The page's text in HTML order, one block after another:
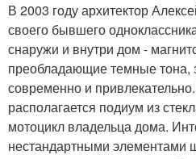
В 2003 году архитектор
своего бывшего
снаружи и внутри дом -
преобладающие темные тона,
современно и
располагается подиум из
мотоцикл владельца дома.
нестандартными элементами